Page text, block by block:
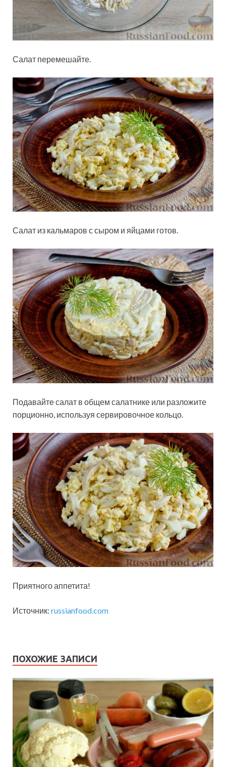
Салат перемешайте.
Салат из кальмаров с сыром и яйцами готов.
Подавайте салат в общем салатнике или разложите
порционно, используя сервировочное кольцо.
Приятного аппетита!
Источник: russianfood.com
ПОХОЖИЕ ЗАПИСИ